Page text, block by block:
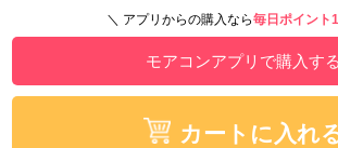
＼ アプリからの購入なら毎日ポイント
モアコンアプリで購入する
カートに入れ